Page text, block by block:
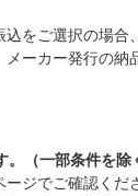
をご選択の場合
ーカー発行の納
。（一部条件を除
ジでご確認くだ